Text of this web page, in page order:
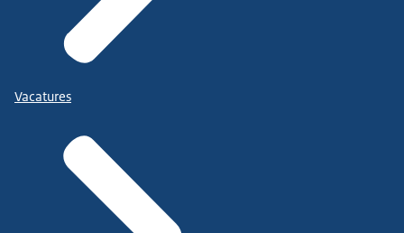
Vacatures